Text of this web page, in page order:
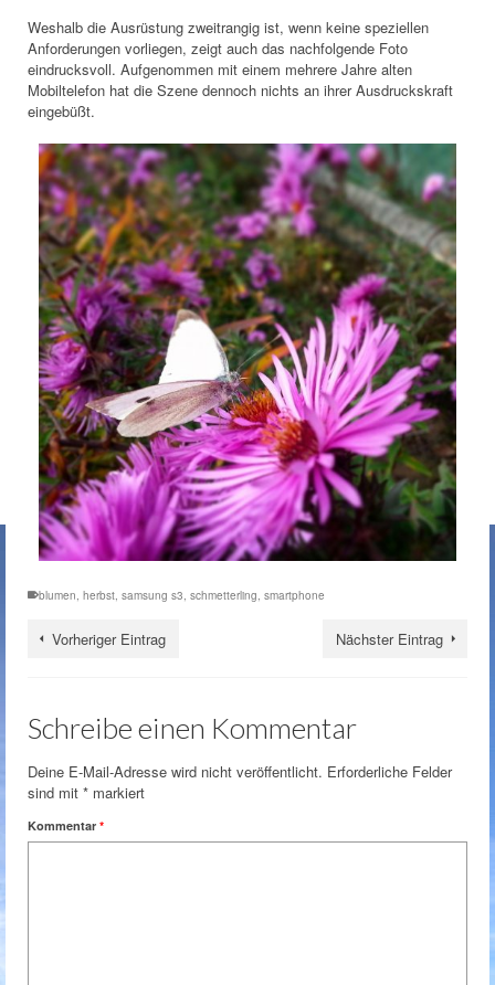
Weshalb die Ausrüstung zweitrangig ist, wenn keine speziellen
Anforderungen vorliegen, zeigt auch das nachfolgende Foto
eindrucksvoll. Aufgenommen mit einem mehrere Jahre alten
Mobiltelefon hat die Szene dennoch nichts an ihrer Ausdruckskraft
eingebüßt.
blumen, herbst, samsung s3, schmetterling, smartphone
Vorheriger Eintrag Nächster Eintrag
Schreibe einen Kommentar
Deine E-Mail-Adresse wird nicht veröffentlicht. Erforderliche Felder
sind mit * markiert
Kommentar *